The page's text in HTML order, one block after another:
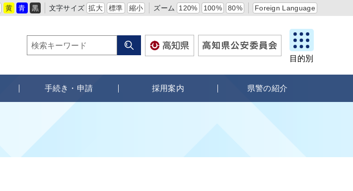
黄 青 黒 文字サイズ 拡大 標準 縮小 ズーム 120% 100% 80% Foreign Language
目的別
手続き・申請 採用案内 県警の紹介